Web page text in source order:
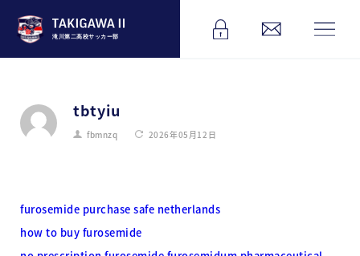
滝川第二高校サッカー部
tbtyiu
fbmnzq 2026年05月12日
furosemide purchase safe netherlands
how to buy furosemide